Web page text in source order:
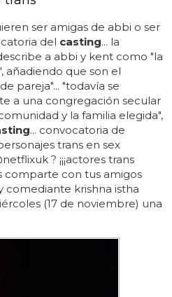
ser amigas de abbi o ser
del casting... la
a abbi y kent como "la
añadiendo que son el
pareja"... "todavía se
a una congregación secular
y la familia elegida",
... convocatoria de
trans en sex
? ¡¡¡actores trans
comparte con tus amigos
comediante krishna istha
(17 de noviembre) una